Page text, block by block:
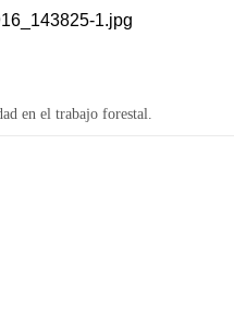
en el trabajo forestal.